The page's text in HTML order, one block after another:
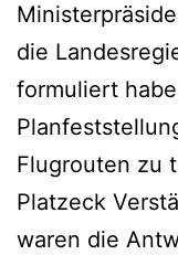
die
formuliert
Flugrouten zu
Platzeck
waren die